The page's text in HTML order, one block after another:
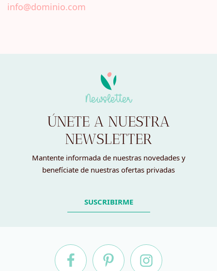
info@dominio.com
Newsletter
ÚNETE A NUESTRA
NEWSLETTER
Mantente informada de nuestras novedades y
benefíciate de nuestras ofertas privadas
SUSCRIBIRME